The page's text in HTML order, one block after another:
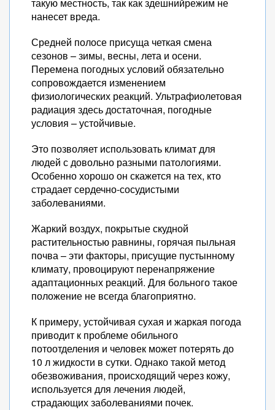
нанесет вреда.
Средней полосе присуща четкая смена
сезонов – зимы, весны, лета и осени.
Перемена погодных условий обязательно
сопровождается изменением
физиологических реакций. Ультрафиолетовая
радиация здесь достаточная, погодные
условия – устойчивые.
Это позволяет использовать климат для
людей с довольно разными патологиями.
Особенно хорошо он скажется на тех, кто
страдает сердечно-сосудистыми
заболеваниями.
Жаркий воздух, покрытые скудной
растительностью равнины, горячая пыльная
почва – эти факторы, присущие пустынному
климату, провоцируют перенапряжение
адаптационных реакций. Для больного такое
положение не всегда благоприятно.
К примеру, устойчивая сухая и жаркая погода
приводит к проблеме обильного
потоотделения и человек может потерять до
10 л жидкости в сутки. Однако такой метод
обезвоживания, происходящий через кожу,
используется для лечения людей,
страдающих заболеваниями почек.